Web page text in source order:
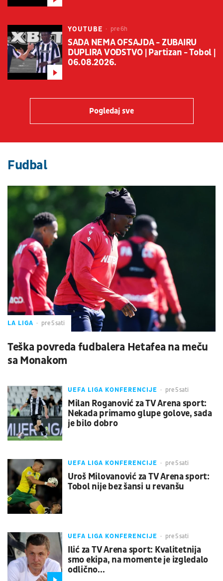
YOUTUBE pre 6h
SADA NEMA OFSAJDA - ZUBAIRU
DUPLIRA VOĐSTVO | Partizan - Tobol |
06.08.2026.
Pogledaj sve
Fudbal
LA LIGA pre 5 sati
Teška povreda fudbalera Hetafea na meču
sa Monakom
UEFA LIGA KONFERENCIJE pre 5 sati
Milan Roganović za TV Arena sport:
Nekada primamo glupe golove, sada
je bilo dobro
UEFA LIGA KONFERENCIJE pre 5 sati
Uroš Milovanović za TV Arena sport:
Tobol nije bez šansi u revanšu
UEFA LIGA KONFERENCIJE pre 5 sati
Ilić za TV Arena sport: Kvalitetnija
smo ekipa, na momente je izgledalo
odlično...